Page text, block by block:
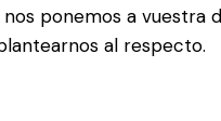
ponemos a vuestra
al respecto.